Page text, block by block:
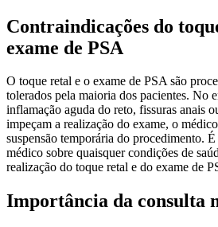
Contraindicações do
exame de PSA
O toque retal e o exame de PSA são
tolerados pela maioria dos pacientes. No
inflamação aguda do reto, fissuras anais
impeçam a realização do exame, o
suspensão temporária do procedimento.
médico sobre quaisquer condições de
realização do toque retal e do exame de
Importância da consulta